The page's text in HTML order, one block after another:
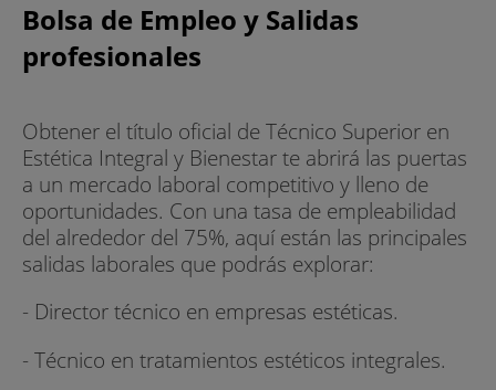
Bolsa de Empleo y Salidas
profesionales
Obtener el título oficial de Técnico Superior en
Estética Integral y Bienestar te abrirá las puertas
a un mercado laboral competitivo y lleno de
oportunidades. Con una tasa de empleabilidad
del alrededor del 75%, aquí están las principales
salidas laborales que podrás explorar:
- Director técnico en empresas estéticas.
- Técnico en tratamientos estéticos integrales.